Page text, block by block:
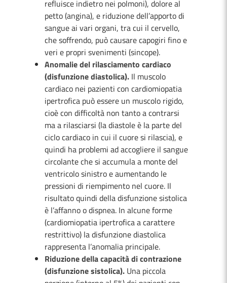
refluisce indietro nei polmoni), dolore al
petto (angina), e riduzione dell’apporto di
sangue ai vari organi, tra cui il cervello,
che soffrendo, può causare capogiri fino e
veri e propri svenimenti (sincope).
Anomalie del rilasciamento cardiaco
(disfunzione diastolica). Il muscolo
cardiaco nei pazienti con cardiomiopatia
ipertrofica può essere un muscolo rigido,
cioè con difficoltà non tanto a contrarsi
ma a rilasciarsi (la diastole è la parte del
ciclo cardiaco in cui il cuore si rilascia), e
quindi ha problemi ad accogliere il sangue
circolante che si accumula a monte del
ventricolo sinistro e aumentando le
pressioni di riempimento nel cuore. Il
risultato quindi della disfunzione sistolica
è l’affanno o dispnea. In alcune forme
(cardiomiopatia ipertrofica a carattere
restrittivo) la disfunzione diastolica
rappresenta l’anomalia principale.
Riduzione della capacità di contrazione
(disfunzione sistolica). Una piccola